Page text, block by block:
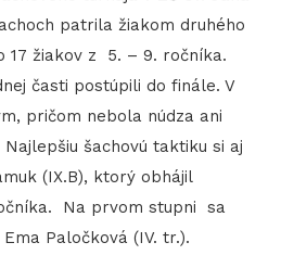
patrila žiakom druhého
17 žiakov z 5. – 9. ročníka.
časti postúpili do finále. V
pričom nebola núdza ani
šachovú taktiku si aj
(IX.B), ktorý obhájil
Na prvom stupni sa
Paločková (IV. tr.).